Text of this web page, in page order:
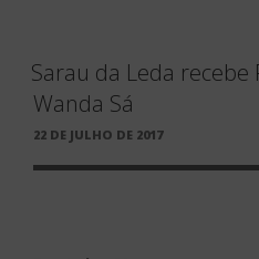
Sarau da Leda recebe
Wanda Sá
PUBLICADO
22 DE JULHO DE 2017